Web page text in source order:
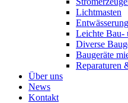
Lichtmasten
Leichte Bau-
Diverse
Baugeräte
Reparaturen
Über uns
News
Kontakt